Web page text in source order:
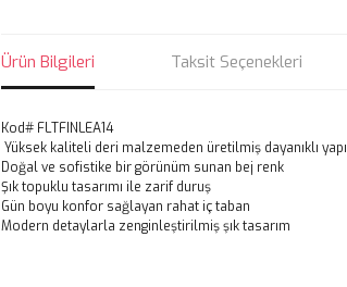
Ürün Bilgileri Taksit Seçenekleri
Kod# FLTFINLEA14
Yüksek kaliteli deri malzemeden üretilmiş dayanıklı yapı
Doğal ve sofistike bir görünüm sunan bej renk
Şık topuklu tasarımı ile zarif duruş
Gün boyu konfor sağlayan rahat iç taban
Modern detaylarla zenginleştirilmiş şık tasarım